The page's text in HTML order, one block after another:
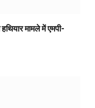
मामले में एमपी-